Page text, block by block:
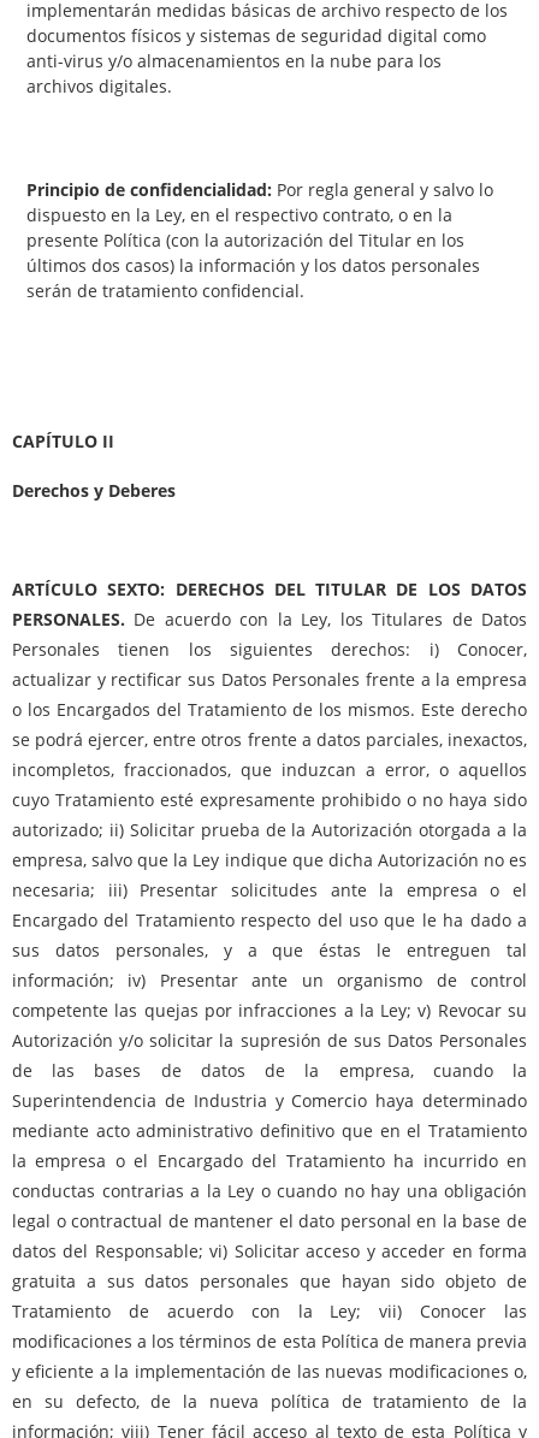
implementarán medidas básicas de archivo respecto de los
documentos físicos y sistemas de seguridad digital como
anti-virus y/o almacenamientos en la nube para los
archivos digitales.
Principio de confidencialidad: Por regla general y salvo lo
dispuesto en la Ley, en el respectivo contrato, o en la
presente Política (con la autorización del Titular en los
últimos dos casos) la información y los datos personales
serán de tratamiento confidencial.
CAPÍTULO II
Derechos y Deberes
ARTÍCULO SEXTO: DERECHOS DEL TITULAR DE LOS DATOS
PERSONALES. De acuerdo con la Ley, los Titulares de Datos
Personales tienen los siguientes derechos: i) Conocer,
actualizar y rectificar sus Datos Personales frente a la empresa
o los Encargados del Tratamiento de los mismos. Este derecho
se podrá ejercer, entre otros frente a datos parciales, inexactos,
incompletos, fraccionados, que induzcan a error, o aquellos
cuyo Tratamiento esté expresamente prohibido o no haya sido
autorizado; ii) Solicitar prueba de la Autorización otorgada a la
empresa, salvo que la Ley indique que dicha Autorización no es
necesaria; iii) Presentar solicitudes ante la empresa o el
Encargado del Tratamiento respecto del uso que le ha dado a
sus datos personales, y a que éstas le entreguen tal
información; iv) Presentar ante un organismo de control
competente las quejas por infracciones a la Ley; v) Revocar su
Autorización y/o solicitar la supresión de sus Datos Personales
de las bases de datos de la empresa, cuando la
Superintendencia de Industria y Comercio haya determinado
mediante acto administrativo definitivo que en el Tratamiento
la empresa o el Encargado del Tratamiento ha incurrido en
conductas contrarias a la Ley o cuando no hay una obligación
legal o contractual de mantener el dato personal en la base de
datos del Responsable; vi) Solicitar acceso y acceder en forma
gratuita a sus datos personales que hayan sido objeto de
Tratamiento de acuerdo con la Ley; vii) Conocer las
modificaciones a los términos de esta Política de manera previa
y eficiente a la implementación de las nuevas modificaciones o,
en su defecto, de la nueva política de tratamiento de la
información; viii) Tener fácil acceso al texto de esta Política y